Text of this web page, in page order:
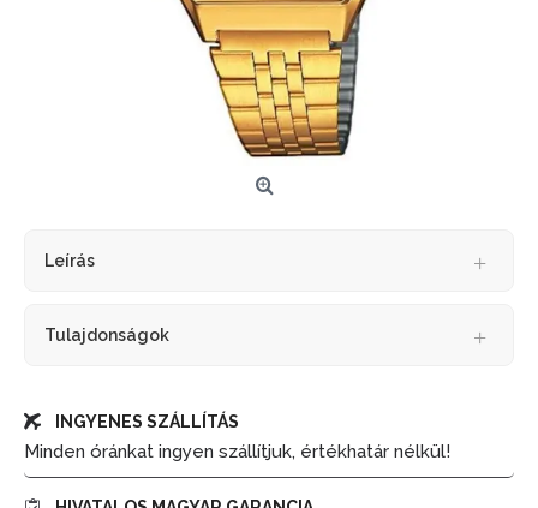
Leírás
Tulajdonságok
INGYENES SZÁLLÍTÁS
Minden óránkat ingyen szállítjuk, értékhatár nélkül!